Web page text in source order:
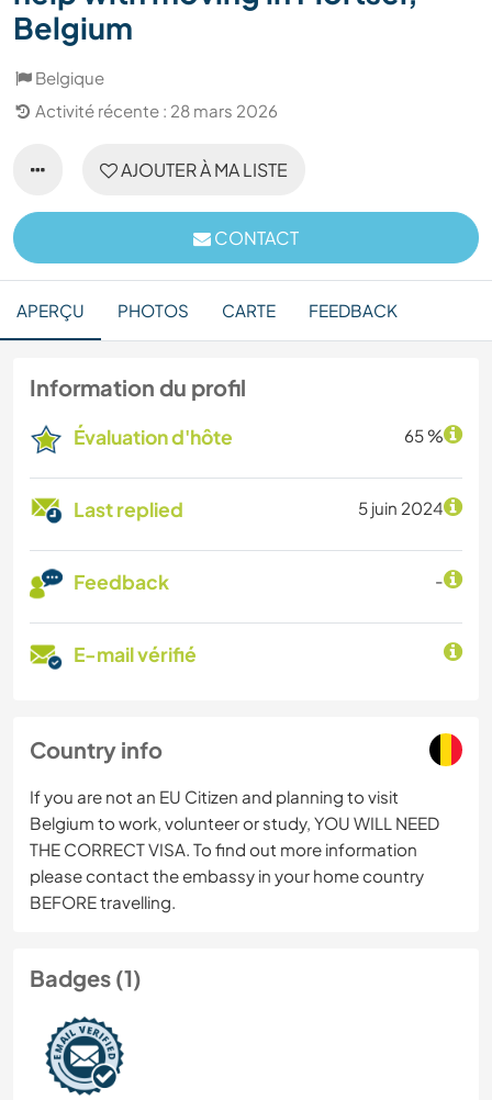
Belgium
Belgique
Activité récente : 28 mars 2026
AJOUTER À MA LISTE
CONTACT
APERÇU PHOTOS CARTE FEEDBACK
Information du profil
Évaluation d'hôte 65 %
Last replied 5 juin 2024
Feedback -
E-mail vérifié
Country info
If you are not an EU Citizen and planning to visit
Belgium to work, volunteer or study, YOU WILL NEED
THE CORRECT VISA. To find out more information
please contact the embassy in your home country
BEFORE travelling.
Badges (1)